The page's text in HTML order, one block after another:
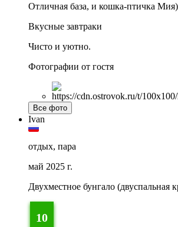
Отличная база, и кошка-птичка Мия)
Вкусные завтраки
Чисто и уютно.
Фотографии от гостя
Все фото
Ivan
отдых, пара
май 2025 г.
Двухместное бунгало (двуспальная
10